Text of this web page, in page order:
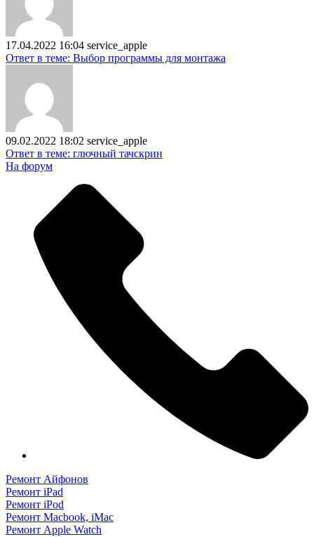
17.04.2022 16:04 service_apple
Ответ в теме: Выбор программы для монтажа
09.02.2022 18:02 service_apple
Ответ в теме: глючный тачскрин
На форум
Ремонт Айфонов
Ремонт iPad
Ремонт iPod
Ремонт Macbook, iMac
Ремонт Apple Watch